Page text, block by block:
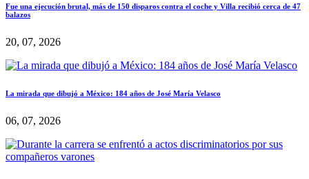
Fue una ejecución brutal, más de 150 disparos contra el coche y Villa recibió cerca de 47
balazos
20, 07, 2026
La mirada que dibujó a México: 184 años de José María Velasco
06, 07, 2026